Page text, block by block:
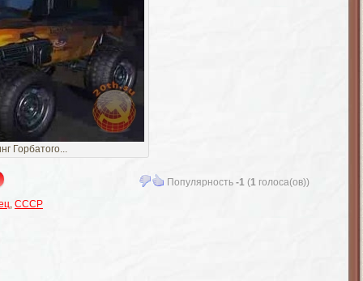
Горбатого...
Популярность -1 (1 голоса(ов))
, СССР